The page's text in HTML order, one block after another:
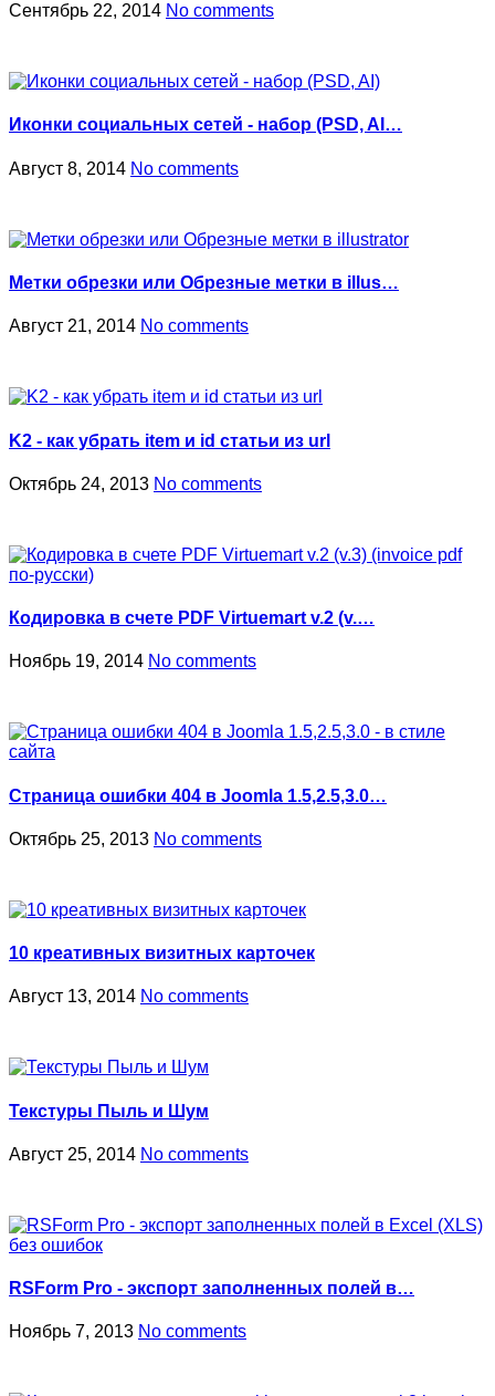
Сентябрь 22, 2014 No comments
Иконки социальных сетей - набор (PSD, AI…
Август 8, 2014 No comments
Метки обрезки или Обрезные метки в illus…
Август 21, 2014 No comments
K2 - как убрать item и id статьи из url
Октябрь 24, 2013 No comments
Кодировка в счете PDF Virtuemart v.2 (v.…
Ноябрь 19, 2014 No comments
Страница ошибки 404 в Joomla 1.5,2.5,3.0…
Октябрь 25, 2013 No comments
10 креативных визитных карточек
Август 13, 2014 No comments
Текстуры Пыль и Шум
Август 25, 2014 No comments
RSForm Pro - экспорт заполненных полей в…
Ноябрь 7, 2013 No comments